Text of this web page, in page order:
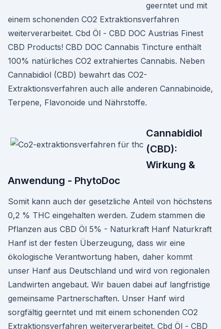
geerntet und mit
einem schonenden CO2 Extraktionsverfahren
weiterverarbeitet. Cbd Öl - CBD DOC Austrias Finest
CBD Products! CBD DOC Cannabis Tincture enthält
100% natürliches CO2 extrahiertes Cannabis. Neben
Cannabidiol (CBD) bewahrt das CO2-
Extraktionsverfahren auch alle anderen Cannabinoide,
Terpene, Flavonoide und Nährstoffe.
Cannabidiol
(CBD):
Wirkung &
Anwendung - PhytoDoc
Somit kann auch der gesetzliche Anteil von höchstens
0,2 % THC eingehalten werden. Zudem stammen die
Pflanzen aus CBD Öl 5% - Naturkraft Hanf Naturkraft
Hanf ist der festen Überzeugung, dass wir eine
ökologische Verantwortung haben, daher kommt
unser Hanf aus Deutschland und wird von regionalen
Landwirten angebaut. Wir bauen dabei auf langfristige
gemeinsame Partnerschaften. Unser Hanf wird
sorgfältig geerntet und mit einem schonenden CO2
Extraktionsverfahren weiterverarbeitet. Cbd Öl - CBD